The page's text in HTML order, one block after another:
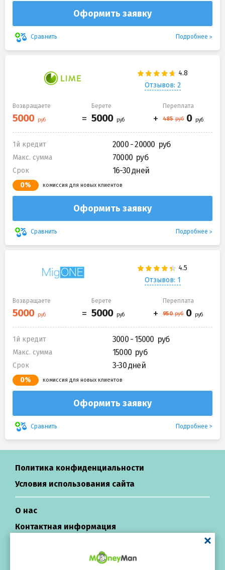
Оформить заявку
Сравнить Подробнее
Отзывов: 2
Возвращаете Берете Переплата
1й кредит 2000 - 20000
Макс. сумма 70000
Срок 16-30 дней
0% комиссия для новых клиентов
Оформить заявку
Сравнить Подробнее
Отзывов: 1
Возвращаете Берете Переплата
1й кредит 3000 - 15000
Макс. сумма 15000
Срок 3-30 дней
0% комиссия для новых клиентов
Оформить заявку
Сравнить Подробнее
Политика конфиденциальности
Условия использования сайта
О нас
Контактная информация